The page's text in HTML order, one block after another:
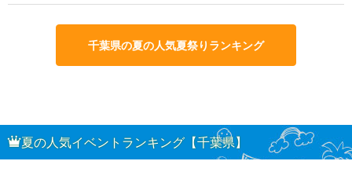
千葉県の夏の人気夏祭りランキング
夏の人気イベントランキング【千葉県】